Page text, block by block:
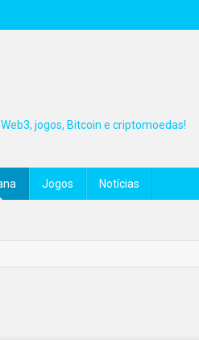
jogos, Bitcoin e criptomoedas!
Jogos Notícias